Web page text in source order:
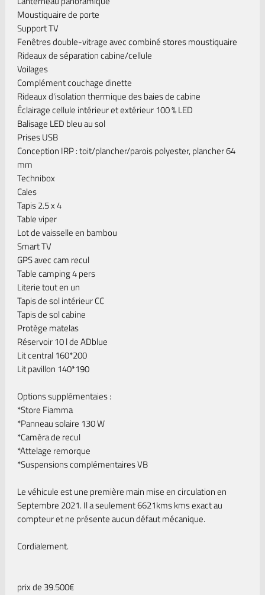
Moustiquaire de porte
Support TV
Fenêtres double-vitrage avec combiné stores moustiquaire
Rideaux de séparation cabine/cellule
Voilages
Complément couchage dinette
Rideaux d'isolation thermique des baies de cabine
Éclairage cellule intérieur et extérieur 100 % LED
Balisage LED bleu au sol
Prises USB
Conception IRP : toit/plancher/parois polyester, plancher 64
mm
Technibox
Cales
Tapis 2.5 x 4
Table viper
Lot de vaisselle en bambou
Smart TV
GPS avec cam recul
Table camping 4 pers
Literie tout en un
Tapis de sol intérieur CC
Tapis de sol cabine
Protège matelas
Réservoir 10 l de ADblue
Lit central 160*200
Lit pavillon 140*190
Options supplémentaies :
*Store Fiamma
*Panneau solaire 130 W
*Caméra de recul
*Attelage remorque
*Suspensions complémentaires VB
Le véhicule est une première main mise en circulation en
Septembre 2021. Il a seulement 6621kms kms exact au
compteur et ne présente aucun défaut mécanique.
Cordialement.
prix de 39.500€